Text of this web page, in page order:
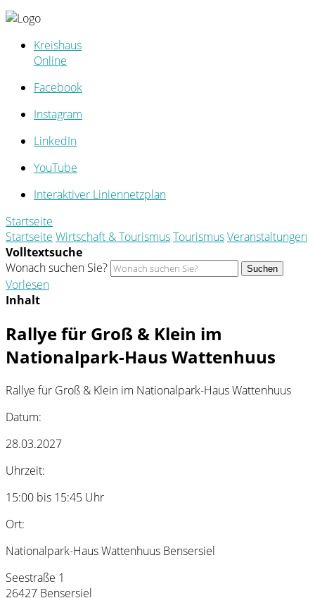
Kreishaus
Online
Facebook
Instagram
LinkedIn
YouTube
Interaktiver Liniennetzplan
Startseite
Startseite Wirtschaft & TourismusTourismusVeranstaltungen
Volltextsuche
Wonach suchen Sie?
Suchen
Vorlesen
Inhalt
Rallye für Groß & Klein im
Nationalpark-Haus Wattenhuus
Rallye für Groß & Klein im Nationalpark-Haus Wattenhuus
Datum:
28.03.2027
Uhrzeit:
15:00 bis 15:45 Uhr
Ort:
Nationalpark-Haus Wattenhuus Bensersiel
Seestraße 1
26427 Bensersiel